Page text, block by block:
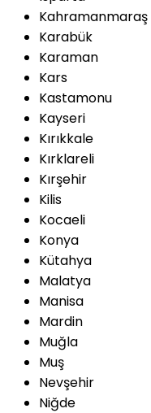
Kahramanmaraş
Karabük
Karaman
Kars
Kastamonu
Kayseri
Kırıkkale
Kırklareli
Kırşehir
Kilis
Kocaeli
Konya
Kütahya
Malatya
Manisa
Mardin
Muğla
Muş
Nevşehir
Niğde